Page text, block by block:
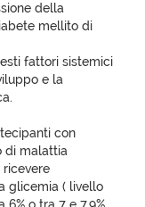
della
mellito di
fattori sistemici
e la
con
di malattia
ricevere
glicemia ( livello